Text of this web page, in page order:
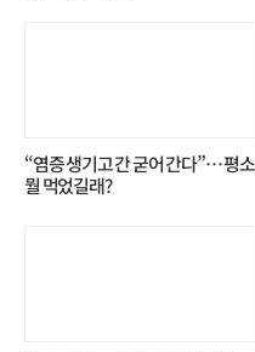
“염증 생기고 간 굳어 간다”… 평소
뭘 먹었길래?